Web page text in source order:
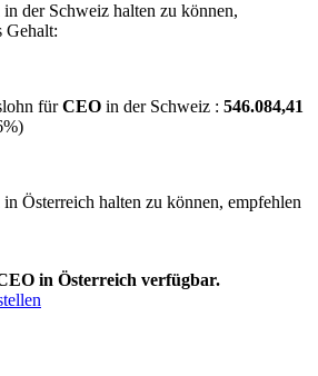
der Schweiz halten zu können,
Gehalt:
fürCEO in der Schweiz : 546.084,41
)
Österreich halten zu können, empfehlen
in Österreich verfügbar.